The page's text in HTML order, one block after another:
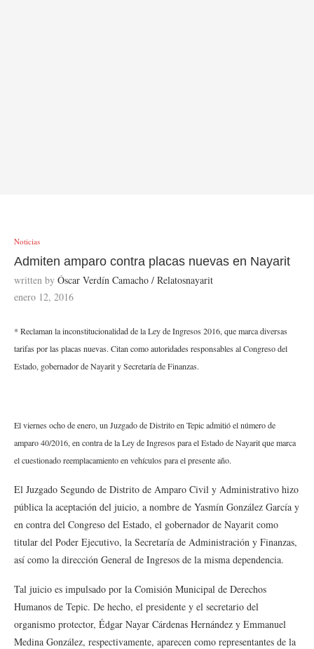
Noticias
Admiten amparo contra placas nuevas en Nayarit
written by Óscar Verdín Camacho / Relatosnayarit
enero 12, 2016
* Reclaman la inconstitucionalidad de la Ley de Ingresos 2016, que marca diversas
tarifas por las placas nuevas. Citan como autoridades responsables al Congreso del
Estado, gobernador de Nayarit y Secretaría de Finanzas.
El viernes ocho de enero, un Juzgado de Distrito en Tepic admitió el número de
amparo 40/2016, en contra de la Ley de Ingresos para el Estado de Nayarit que marca
el cuestionado reemplacamiento en vehículos para el presente año.
El Juzgado Segundo de Distrito de Amparo Civil y Administrativo hizo
pública la aceptación del juicio, a nombre de Yasmín González García y
en contra del Congreso del Estado, el gobernador de Nayarit como
titular del Poder Ejecutivo, la Secretaría de Administración y Finanzas,
así como la dirección General de Ingresos de la misma dependencia.
Tal juicio es impulsado por la Comisión Municipal de Derechos
Humanos de Tepic. De hecho, el presidente y el secretario del
organismo protector, Édgar Nayar Cárdenas Hernández y Emmanuel
Medina González, respectivamente, aparecen como representantes de la